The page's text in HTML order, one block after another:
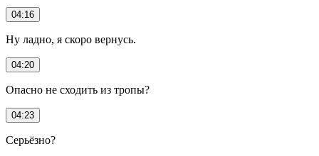
04:16
Ну ладно, я скоро вернусь.
04:20
Опасно не сходить из тропы?
04:23
Серьёзно?